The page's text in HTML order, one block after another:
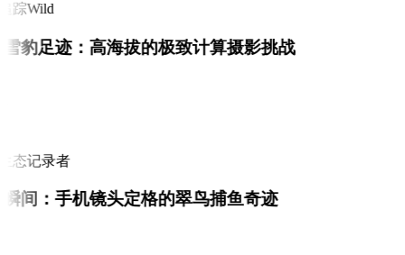
踪Wild
豹足迹：高海拔的极致计算摄影挑战
态记录者
间：手机镜头定格的翠鸟捕鱼奇迹